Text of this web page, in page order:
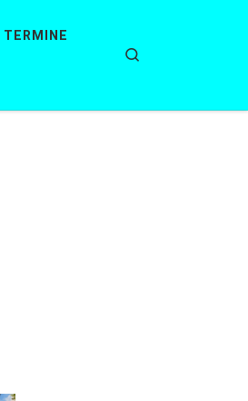
TERMINE